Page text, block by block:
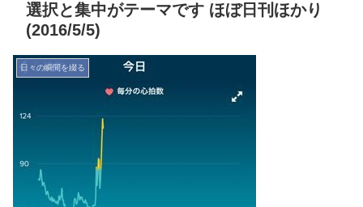
選択と集中がテーマです ほぼ日刊ほかり
(2016/5/5)
日々の瞬間を綴る